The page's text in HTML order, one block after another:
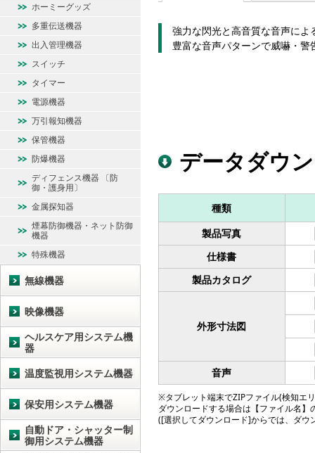
強力な閃光と高音質な音声によ
豊富な音声パターンで威嚇・
データダウ
種類
製品写真
仕様書
製品カタログ
外形寸法図
音声
※タブレット端末でZIPファイル(検知エ
ダウンロードする場合は【ファイル名
([選択してダウンロード]からでは、ダ
ホーミーグッズ
多重伝送機器
出入管理機器
スイッチ
タイマー
電源機器
万引報知機器
保管機器
防爆機器
ディフェンス機器 〔防
御・護身用〕
金属探知器
煙幕防御機器・ネット防御
機器
特殊機器
無線機器
映像機器
ヘルスケア用システム機
器
温度監視用システム機器
保安用システム機器
自動ドア・シャッター制
御用システム機器